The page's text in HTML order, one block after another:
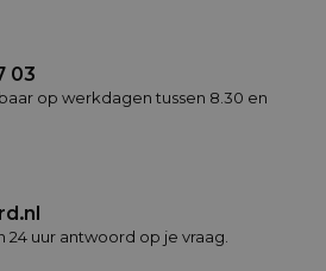
03
op werkdagen tussen 8.30 en
24 uur antwoord op je vraag.